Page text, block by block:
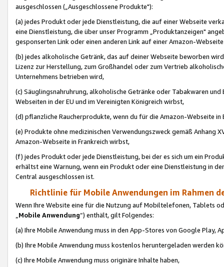
ausgeschlossen („Ausgeschlossene Produkte"):
(a) jedes Produkt oder jede Dienstleistung, die auf einer Webseite
eine Dienstleistung, die über unser Programm „Produktanzeigen"
gesponserten Link oder einen anderen Link auf einer Amazon-
(b) jedes alkoholische Getränk, das auf deiner Webseite beworben
Lizenz zur Herstellung, zum Großhandel oder zum Vertrieb
Unternehmens betrieben wird,
(c) Säuglingsnahruhrung, alkoholische Getränke oder Tabakwaren
Webseiten in der EU und im Vereinigten Königreich wirbst,
(d) pflanzliche Raucherprodukte, wenn du für die Amazon-Webseite in
(e) Produkte ohne medizinischen Verwendungszweck gemäß Anhang
Amazon-Webseite in Frankreich wirbst,
(f) jedes Produkt oder jede Dienstleistung, bei der es sich um ein
erhältst eine Warnung, wenn ein Produkt oder eine Dienstleistung in
Central ausgeschlossen ist.
Richtlinie für Mobile Anwendungen im Rahmen
Wenn Ihre Website eine für die Nutzung auf Mobiltelefonen, Tablets
„Mobile Anwendung“) enthält, gilt Folgendes:
(a) Ihre Mobile Anwendung muss in den App-Stores von Google Play,
(b) Ihre Mobile Anwendung muss kostenlos heruntergeladen werden
(c) Ihre Mobile Anwendung muss originäre Inhalte haben,